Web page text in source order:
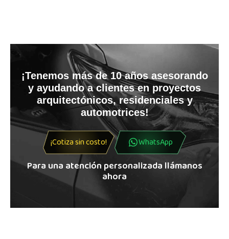
¡Tenemos más de 10 años asesorando
y ayudando a clientes en proyectos
arquitectónicos, residenciales y
automotrices!
¡Cotiza sin costo! WhatsApp
Para una atención personalizada llámanos
ahora